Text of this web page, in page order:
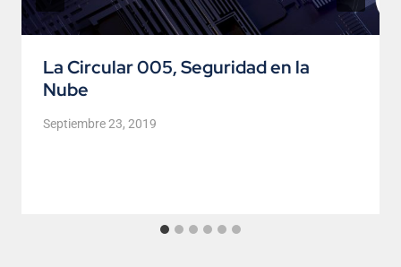
La Circular 005, Seguridad en la
Nube
Septiembre 23, 2019